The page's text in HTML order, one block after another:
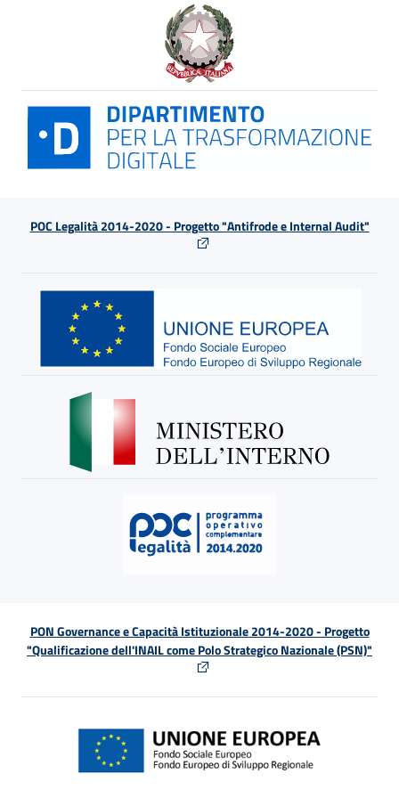
POC Legalità 2014-2020 - Progetto "Antifrode e Internal Audit"
PON Governance e Capacità Istituzionale 2014-2020 - Progetto
"Qualificazione dell'INAIL come Polo Strategico Nazionale (PSN)"